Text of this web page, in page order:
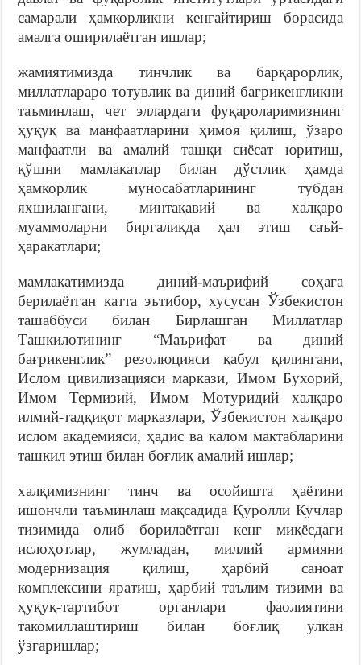
самарали ҳамкорликни кенгайтириш борасида
амалга оширилаётган ишлар;
жамиятимизда тинчлик ва барқарорлик,
миллатлараро тотувлик ва диний бағрикенгликни
таъминлаш, чет эллардаги фуқароларимизнинг
ҳуқуқ ва манфаатларини ҳимоя қилиш, ўзаро
манфаатли ва амалий ташқи сиёсат юритиш,
қўшни мамлакатлар билан дўстлик ҳамда
ҳамкорлик муносабатларининг тубдан
яхшилангани, минтақавий ва халқаро
муаммоларни биргаликда ҳал этиш саъй-
ҳаракатлари;
мамлакатимизда диний-маърифий соҳага
берилаётган катта эътибор, хусусан Ўзбекистон
ташаббуси билан Бирлашган Миллатлар
Ташкилотининг “Маърифат ва диний
бағрикенглик” резолюцияси қабул қилингани,
Ислом цивилизацияси маркази, Имом Бухорий,
Имом Термизий, Имом Мотуридий халқаро
илмий-тадқиқот марказлари, Ўзбекистон халқаро
ислом академияси, ҳадис ва калом мактабларини
ташкил этиш билан боғлиқ амалий ишлар;
халқимизнинг тинч ва осойишта ҳаётини
ишончли таъминлаш мақсадида Қуролли Кучлар
тизимида олиб борилаётган кенг миқёсдаги
ислоҳотлар, жумладан, миллий армияни
модернизация қилиш, ҳарбий саноат
комплексини яратиш, ҳарбий таълим тизими ва
ҳуқуқ-тартибот органлари фаолиятини
такомиллаштириш билан боғлиқ улкан
ўзгаришлар;